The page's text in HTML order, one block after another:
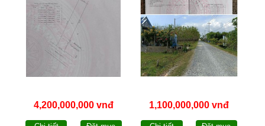
4,200,000,000 vnđ 1,100,000,000 vnđ